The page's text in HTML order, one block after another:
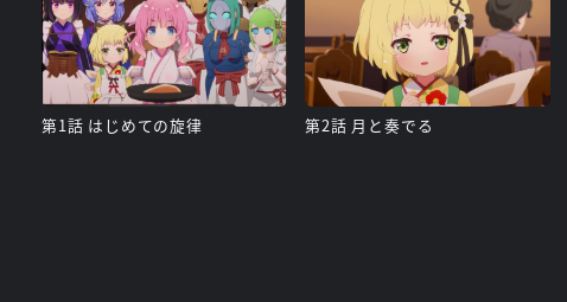
第1話 はじめての旋律 第2話 月と奏でる